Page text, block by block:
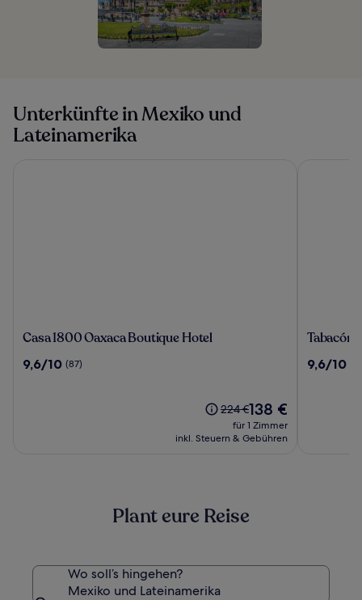
Unterkünfte in Mexiko und
Lateinamerika
Casa
Oaxaca
Casa 1800 Oaxaca Boutique Hotel
9.6
9,6/10 (87)
Der
alte
Preis
Informationen
zum
224 €Der
Preis
beträgt
138 €
für 1 Zimmer
inkl. Steuern & Gebühren
Tabacón
Resort
Tabacón
9.6
9,6/10
Plant eure Reise
Wo soll’s hingehen?
Mexiko und Lateinamerika